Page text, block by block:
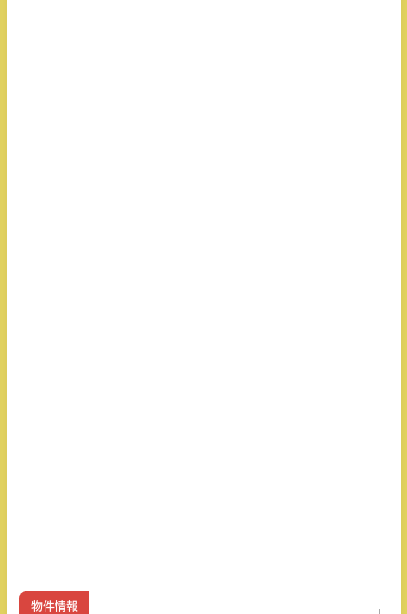
物件情報